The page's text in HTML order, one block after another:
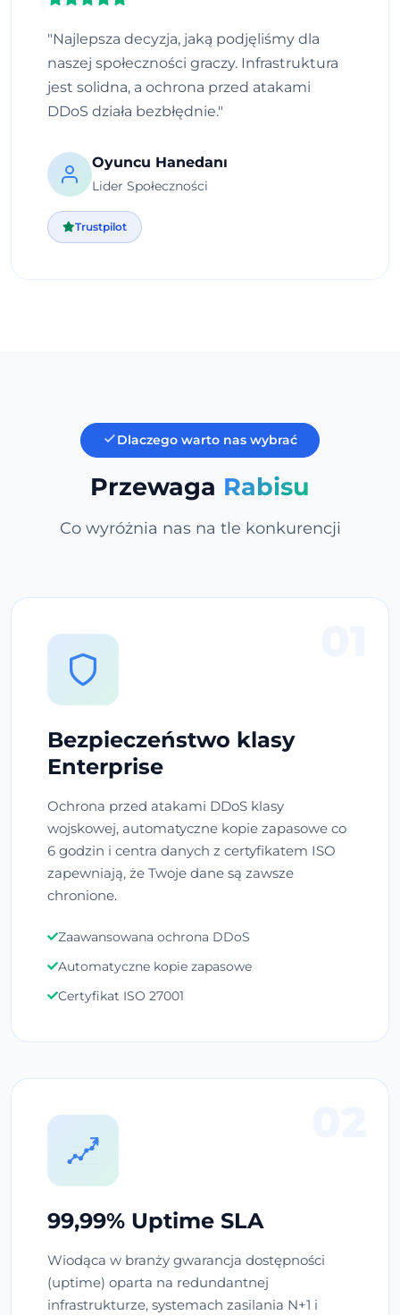
"Najlepsza decyzja, jaką podjęliśmy dla
naszej społeczności graczy. Infrastruktura
jest solidna, a ochrona przed atakami
DDoS działa bezbłędnie."
Oyuncu Hanedanı
Lider Społeczności
Trustpilot
Dlaczego warto nas wybrać
Przewaga Rabisu
Co wyróżnia nas na tle konkurencji
Bezpieczeństwo klasy
Enterprise
Ochrona przed atakami DDoS klasy
wojskowej, automatyczne kopie zapasowe co
6 godzin i centra danych z certyfikatem ISO
zapewniają, że Twoje dane są zawsze
chronione.
Zaawansowana ochrona DDoS
Automatyczne kopie zapasowe
Certyfikat ISO 27001
99,99% Uptime SLA
Wiodąca w branży gwarancja dostępności
(uptime) oparta na redundantnej
infrastrukturze, systemach zasilania N+1 i